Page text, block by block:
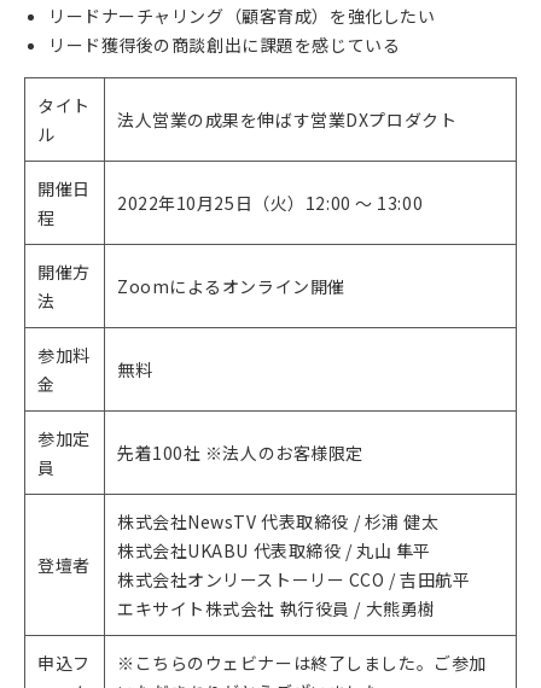
リードナーチャリング（顧客育成）を強化したい
リード獲得後の商談創出に課題を感じている
タイト
ル
法人営業の成果を伸ばす営業DXプロダクト
開催日
程
2022年10月25日（火）12:00 〜 13:00
開催方
法
Zoomによるオンライン開催
参加料
金
無料
参加定
員
先着100社 ※法人のお客様限定
登壇者
株式会社NewsTV 代表取締役 / 杉浦 健太
株式会社UKABU 代表取締役 / 丸山 隼平
株式会社オンリーストーリー CCO / 吉田航平
エキサイト株式会社 執行役員 / 大熊勇樹
申込フ
※こちらのウェビナーは終了しました。ご参加